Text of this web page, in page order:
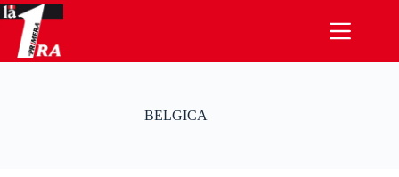
Saltar
al
contenido
BELGICA